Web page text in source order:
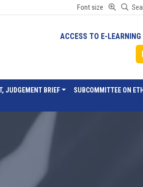
Font size
ACCESS TO E-
JUDGEMENT BRIEF SUBCOMMITTEE ON